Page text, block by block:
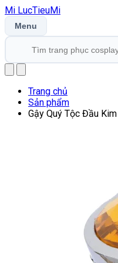
Mi LucTieuMi
Menu
Trang chủ
Sản phẩm
Gậy Quý Tộc Đầu